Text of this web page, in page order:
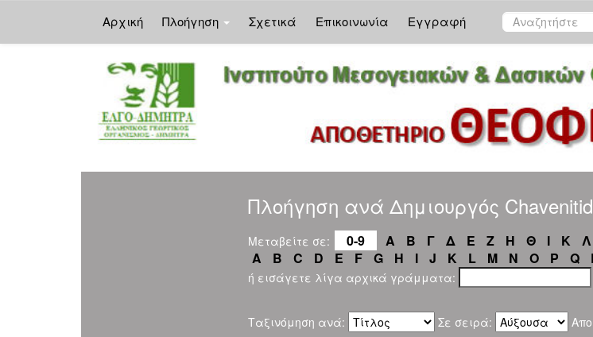
Αρχική Πλοήγηση Σχετικά Επικοινωνία Εγγραφή
Πλοήγηση ανά Δημιουργός
Μεταβείτε σε: 0-9 Α Β Γ Δ Ε Ζ Η Θ Ι Κ Λ
A
B C D E F G H I J K L M N O P Q
ή εισάγετε λίγα αρχικά γράμματα:
Ταξινόμηση ανά: Σε σειρά: